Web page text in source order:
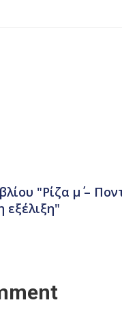
"Ρίζα μ΄ –
εξέλιξη"